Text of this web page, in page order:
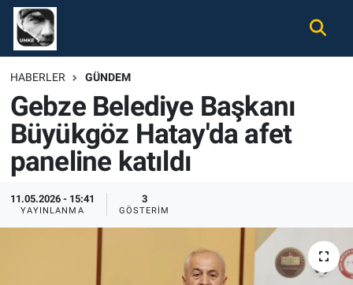
HABERLER GÜNDEM
Gebze Belediye Başkanı
Büyükgöz Hatay'da afet
paneline katıldı
11.05.2026 - 15:41
YAYINLANMA
3
GÖSTERIM
Gündem
Ekonomi
Spor
Tüm Haberler
Nöbetçi Eczaneler
Hava Durumu
Namaz Vakitleri
Süper Lig Puan Durumu ve Fikstür
Tüm Manşetler